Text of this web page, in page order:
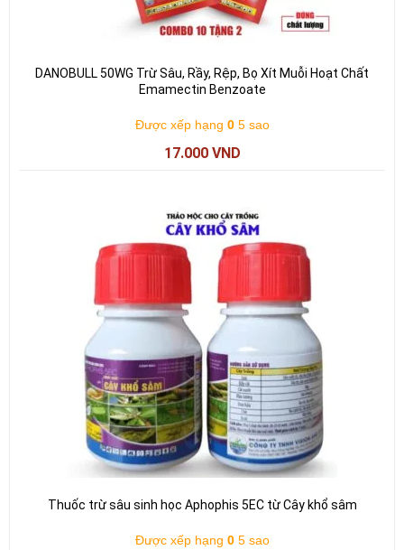
DANOBULL 50WG Trừ Sâu, Rầy, Rệp, Bọ Xít Muỗi Hoạt Chất
Emamectin Benzoate
Được xếp hạng 05 sao
17.000 VND
Thuốc trừ sâu sinh học Aphophis 5EC từ Cây khổ sâm
Được xếp hạng 05 sao